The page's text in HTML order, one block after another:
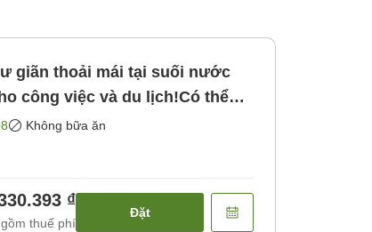
giãn thoải mái tại suối nước
công việc và du lịch!Có thể
23 giờ! [Không bao gồm bữa
Không bữa ăn
₫
thuế phí
Đặt